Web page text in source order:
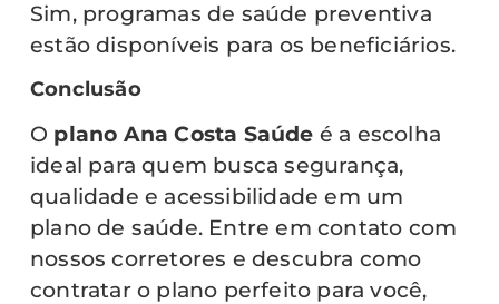
Sim, programas de saúde preventiva
estão disponíveis para os beneficiários.
Conclusão
O plano Ana Costa Saúde é a escolha
ideal para quem busca segurança,
qualidade e acessibilidade em um
plano de saúde. Entre em contato com
nossos corretores e descubra como
contratar o plano perfeito para você,